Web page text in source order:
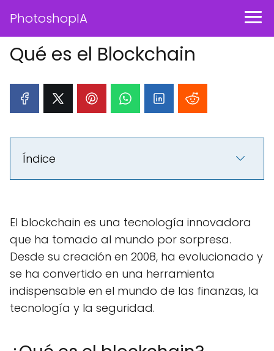
PhotoshopIA
Qué es el Blockchain
Índice
El blockchain es una tecnología innovadora
que ha tomado al mundo por sorpresa.
Desde su creación en 2008, ha evolucionado y
se ha convertido en una herramienta
indispensable en el mundo de las finanzas, la
tecnología y la seguridad.